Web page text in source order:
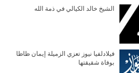
الشيخ خالد الكيالي في ذمة الله
فيلادلفيا نيوز تعزي الزميلة إيمان ظاظا
بوفاة شقيقتها